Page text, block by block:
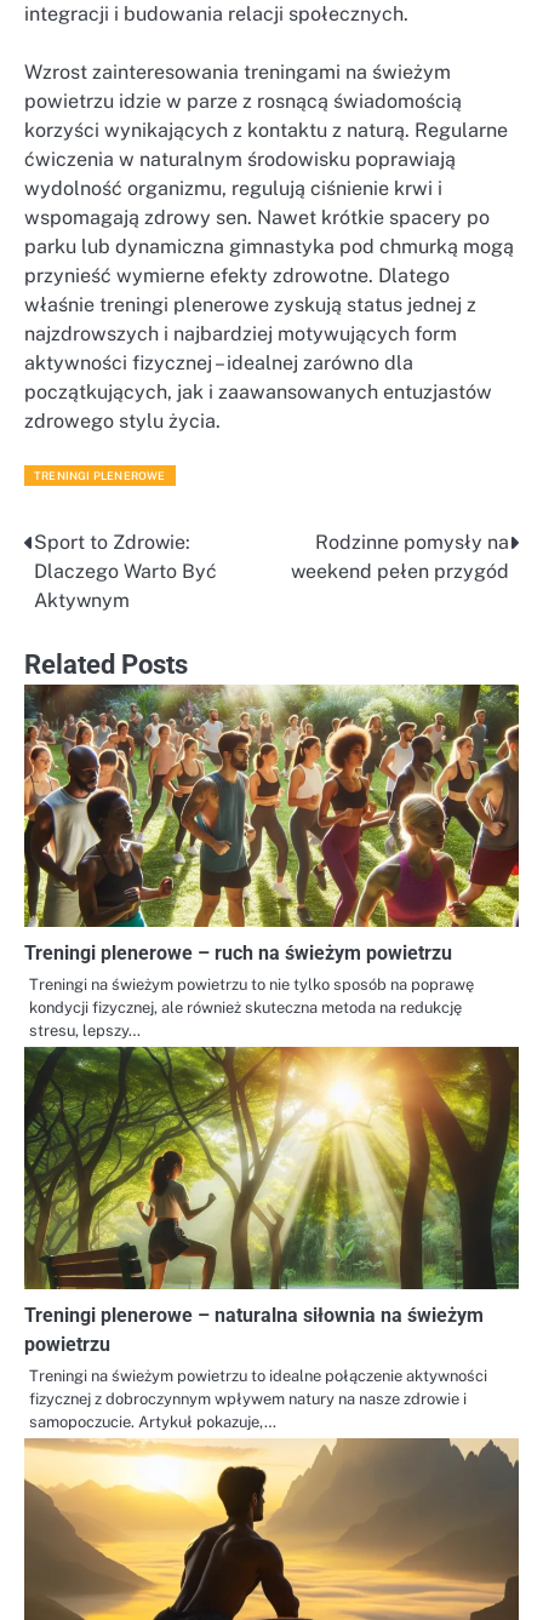
integracji i budowania relacji społecznych.
Wzrost zainteresowania treningami na świeżym
powietrzu idzie w parze z rosnącą świadomością
korzyści wynikających z kontaktu z naturą. Regularne
ćwiczenia w naturalnym środowisku poprawiają
wydolność organizmu, regulują ciśnienie krwi i
wspomagają zdrowy sen. Nawet krótkie spacery po
parku lub dynamiczna gimnastyka pod chmurką mogą
przynieść wymierne efekty zdrowotne. Dlatego
właśnie treningi plenerowe zyskują status jednej z
najzdrowszych i najbardziej motywujących form
aktywności fizycznej – idealnej zarówno dla
początkujących, jak i zaawansowanych entuzjastów
zdrowego stylu życia.
TRENINGI PLENEROWE
Nawigacja
wpisu
Sport to Zdrowie:
Dlaczego Warto Być
Aktywnym
Rodzinne pomysły na
weekend pełen przygód
Related Posts
Treningi plenerowe – ruch na świeżym powietrzu
Treningi na świeżym powietrzu to nie tylko sposób na poprawę
kondycji fizycznej, ale również skuteczna metoda na redukcję
stresu, lepszy…
Treningi plenerowe – naturalna siłownia na świeżym
powietrzu
Treningi na świeżym powietrzu to idealne połączenie aktywności
fizycznej z dobroczynnym wpływem natury na nasze zdrowie i
samopoczucie. Artykuł pokazuje,…